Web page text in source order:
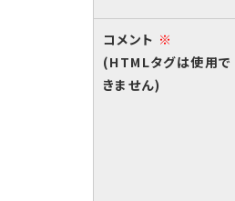
コメント ※
(HTMLタグは使用で
きません)